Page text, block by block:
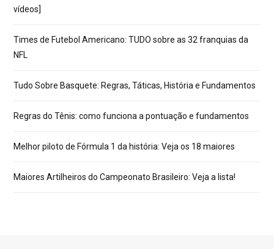
vídeos]
Times de Futebol Americano: TUDO sobre as 32 franquias da
NFL
Tudo Sobre Basquete: Regras, Táticas, História e Fundamentos
Regras do Tênis: como funciona a pontuação e fundamentos
Melhor piloto de Fórmula 1 da história: Veja os 18 maiores
Maiores Artilheiros do Campeonato Brasileiro: Veja a lista!